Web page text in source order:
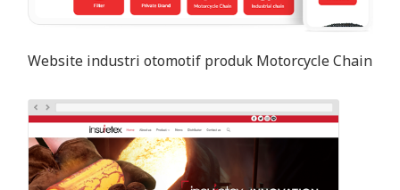
Website industri otomotif produk Motorcycle Chain